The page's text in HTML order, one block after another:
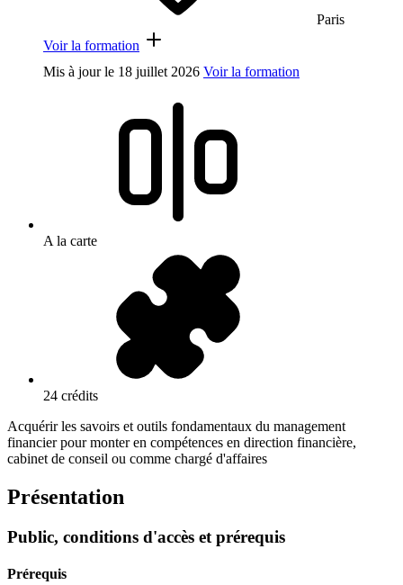
Paris
Voir la formation
Mis à jour le 18 juillet 2026 Voir la formation
A la carte
24 crédits
Acquérir les savoirs et outils fondamentaux du management
financier pour monter en compétences en direction financière,
cabinet de conseil ou comme chargé d'affaires
Présentation
Public, conditions d'accès et prérequis
Prérequis